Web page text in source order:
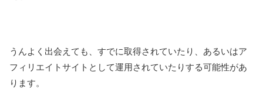
うんよく出会えても、すでに取得されていたり、あるいはア
フィリエイトサイトとして運用されていたりする可能性があ
ります。